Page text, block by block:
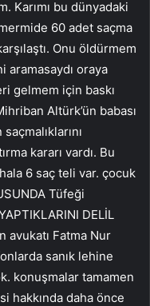
Karımı bu dünyadaki
60 adet saçma
Onu öldürmem
aramasaydı oraya
gelmem için baskı
Altürk’ün babası
kararı vardı. Bu
6 saç teli var. çocuk
Tüfeği
DELİL
avukatı Fatma Nur
sanık lehine
konuşmalar tamamen
hakkında daha önce